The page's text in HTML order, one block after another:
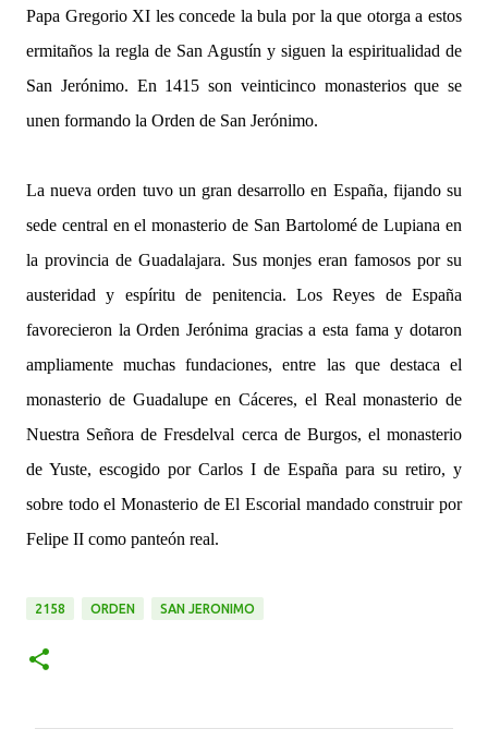
Papa Gregorio XI les concede la bula por la que otorga a estos
ermitaños la regla de San Agustín y siguen la espiritualidad de
San Jerónimo. En 1415 son veinticinco monasterios que se
unen formando la Orden de San Jerónimo.
La nueva orden tuvo un gran desarrollo en España, fijando su
sede central en el monasterio de San Bartolomé de Lupiana en
la provincia de Guadalajara. Sus monjes eran famosos por su
austeridad y espíritu de penitencia. Los Reyes de España
favorecieron la Orden Jerónima gracias a esta fama y dotaron
ampliamente muchas fundaciones, entre las que destaca el
monasterio de Guadalupe en Cáceres, el Real monasterio de
Nuestra Señora de Fresdelval cerca de Burgos, el monasterio
de Yuste, escogido por Carlos I de España para su retiro, y
sobre todo el Monasterio de El Escorial mandado construir por
Felipe II como panteón real.
2158 ORDEN SAN JERONIMO